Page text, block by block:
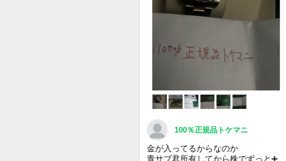
100％正規品トケマニ
金が入ってるからなのか
青サブ君所有してから株でずっと➕